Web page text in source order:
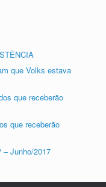
que Volks estava
que receberão
que receberão
– Junho/2017